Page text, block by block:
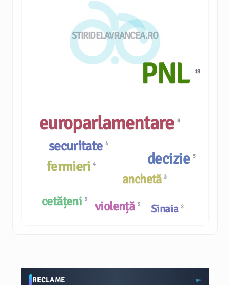
STIRIDELAVRANCEA.RO
securitate 4
decizie 5
anchetă 3
europarlamentare 8
violență 3
PNL 19
fermieri4
Sinaia 2
cetățeni 3
RECLAME